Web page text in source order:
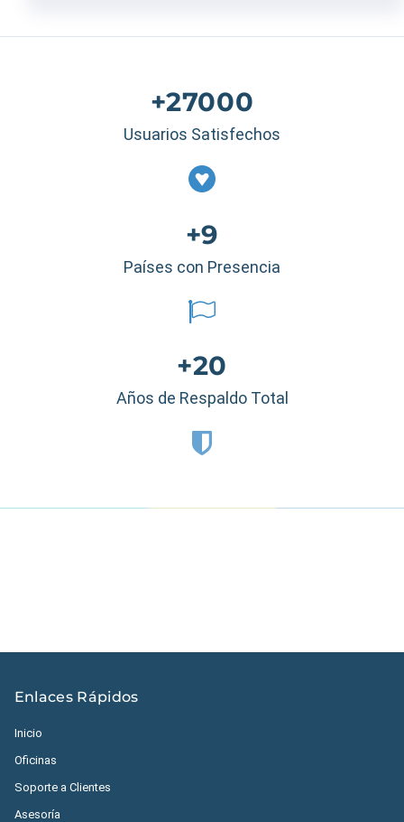
+27000
Usuarios Satisfechos
+9
Países con Presencia
+20
Años de Respaldo Total
Enlaces Rápidos
Inicio
Oficinas
Soporte a Clientes
Asesoría